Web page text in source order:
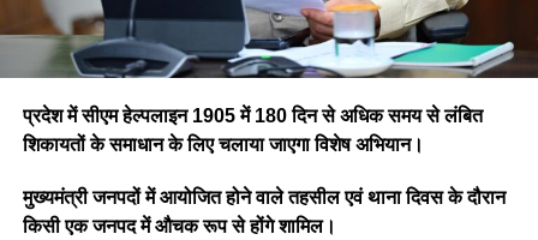
प्रदेश में सीएम हेल्पलाइन 1905 में 180 दिन से अधिक समय से लंबित
शिकायतों के समाधान के लिए चलाया जाएगा विशेष अभियान।
मुख्यमंत्री जनपदों में आयोजित होने वाले तहसील एवं थाना दिवस के दौरान
किसी एक जनपद में औचक रूप से होंगे शामिल।